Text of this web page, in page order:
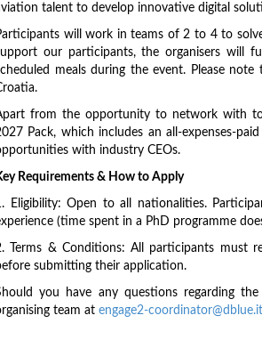
talent to develop innovative digital
will work in teams of 2 to 4 to
our participants, the organisers will
meals during the event. Please
from the opportunity to network with
Pack, which includes an all-expenses-
with industry CEOs.
Requirements & How to Apply
Eligibility: Open to all nationalities.
(time spent in a PhD programme
Terms & Conditions: All participants must
submitting their application.
you have any questions regarding
team at engage2-coordinator@dblue.it